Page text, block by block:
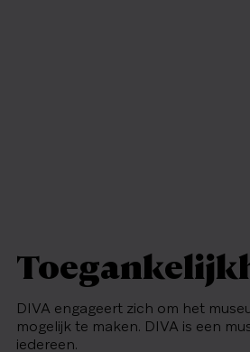
DIVA engageert zich om het
mogelijk te maken. DIVA is een
iedereen.